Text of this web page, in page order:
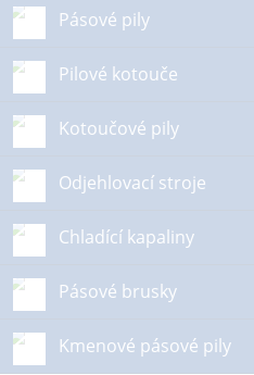
Pásové pily
Pilové kotouče
Kotoučové pily
Odjehlovací stroje
Chladící kapaliny
Pásové brusky
Kmenové pásové pily